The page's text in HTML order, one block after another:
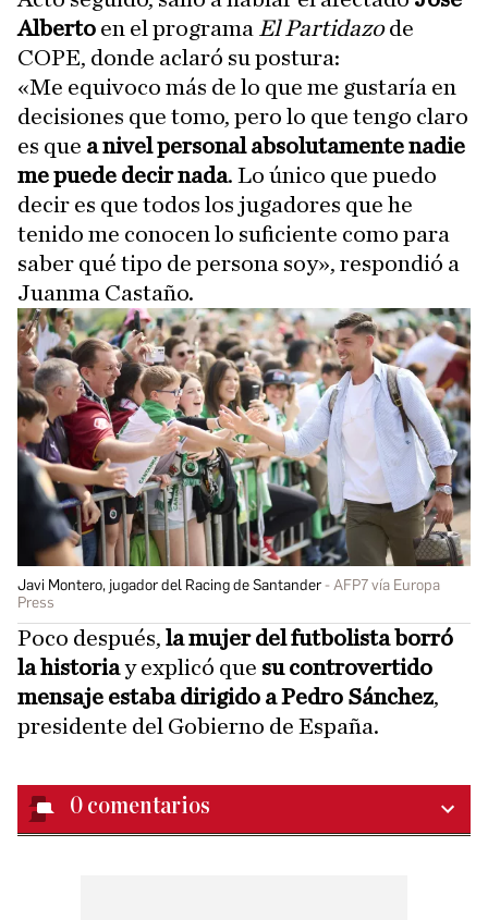
Alberto en el programa El Partidazode
COPE, donde aclaró su postura:
«Me equivoco más de lo que me gustaría en
decisiones que tomo, pero lo que tengo claro
es que a nivel personal absolutamente nadie
me puede decir nada. Lo único que puedo
decir es que todos los jugadores que he
tenido me conocen lo suficiente como para
saber qué tipo de persona soy», respondió a
Juanma Castaño.
Javi Montero, jugador del Racing de Santander
AFP7 vía Europa
Press
Poco después, la mujer del futbolista borró
la historiay explicó que su controvertido
mensaje estaba dirigido a Pedro Sánchez,
presidente del Gobierno de España.
0 comentarios